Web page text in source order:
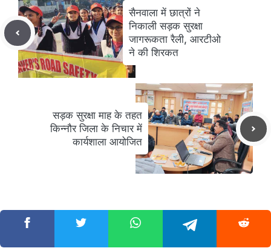
सैनवाला में छात्रों ने
निकाली सड़क सुरक्षा
जागरूकता रैली, आरटीओ
ने की शिरकत
सड़क सुरक्षा माह के तहत
किन्नौर जिला के निचार में
कार्यशाला आयोजित